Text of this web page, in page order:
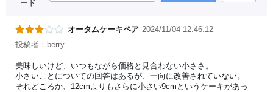
ード
オータムケーキペア 2024/11/04 12:46:12
投稿者：berry
美味しいけど、いつもながら価格と見合わない小ささ。
小さいことについての回答はあるが、一向に改善されていない。
それどころか、12cmよりもさらに小さい9cmというケーキがあっ